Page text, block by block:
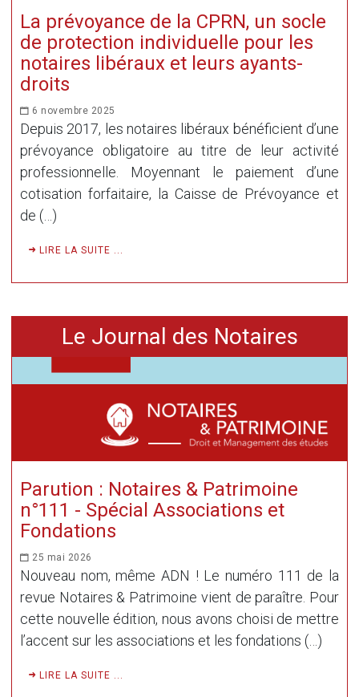
La prévoyance de la CPRN, un socle
de protection individuelle pour les
notaires libéraux et leurs ayants-
droits
6 novembre 2025
Depuis 2017, les notaires libéraux bénéficient d’une
prévoyance obligatoire au titre de leur activité
professionnelle. Moyennant le paiement d’une
cotisation forfaitaire, la Caisse de Prévoyance et
de (…)
LIRE LA SUITE ...
Le Journal des Notaires
Parution : Notaires & Patrimoine
n°111 - Spécial Associations et
Fondations
25 mai 2026
Nouveau nom, même ADN ! Le numéro 111 de la
revue Notaires & Patrimoine vient de paraître. Pour
cette nouvelle édition, nous avons choisi de mettre
l’accent sur les associations et les fondations (…)
LIRE LA SUITE ...